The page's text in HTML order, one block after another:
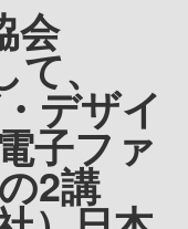
会
、
デザイ
子ファ
2講